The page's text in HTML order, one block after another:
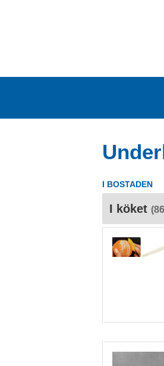
I BOSTADEN
I köket